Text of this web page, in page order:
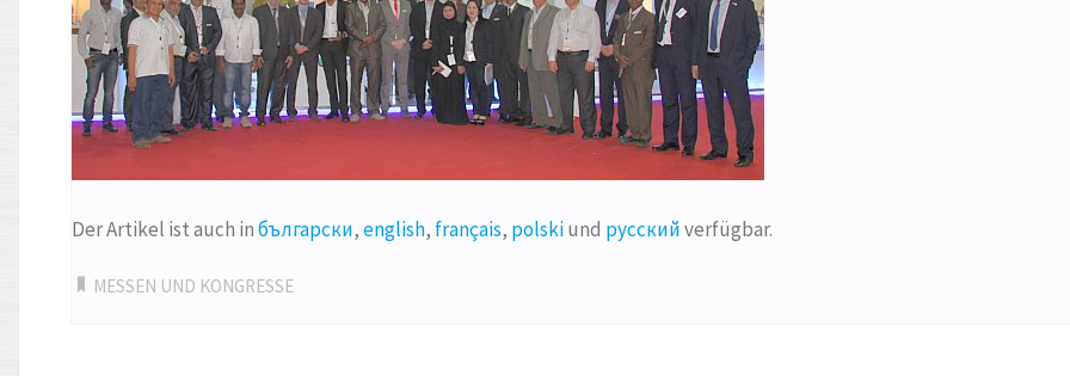
Der Artikel ist auch inбългарски,english, français, polskiund русскийverfügbar.
MESSEN UND KONGRESSE